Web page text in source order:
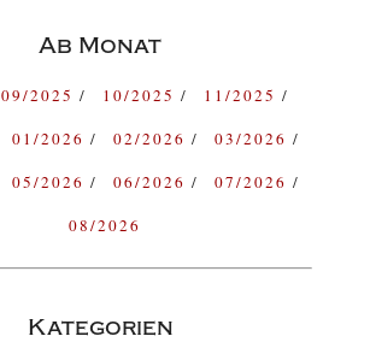
Ab Monat
09/2025 10/2025
11/2025
01/2026 02/2026
03/2026
05/2026 06/2026
07/2026
08/2026
Kategorien